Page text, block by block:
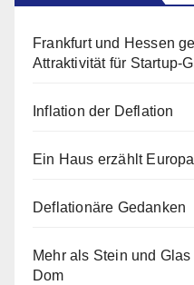
Frankfurt und Hessen
Attraktivität für Startup-
Inflation der Deflation
Ein Haus erzählt Europa
Deflationäre Gedanken
Mehr als Stein und
Dom